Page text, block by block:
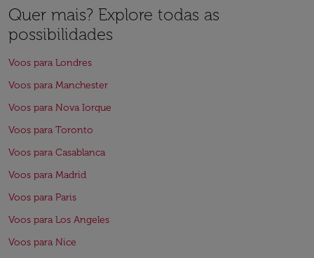
Quer mais? Explore todas as
possibilidades
Voos para Londres
Voos para Manchester
Voos para Nova Iorque
Voos para Toronto
Voos para Casablanca
Voos para Madrid
Voos para Paris
Voos para Los Angeles
Voos para Nice